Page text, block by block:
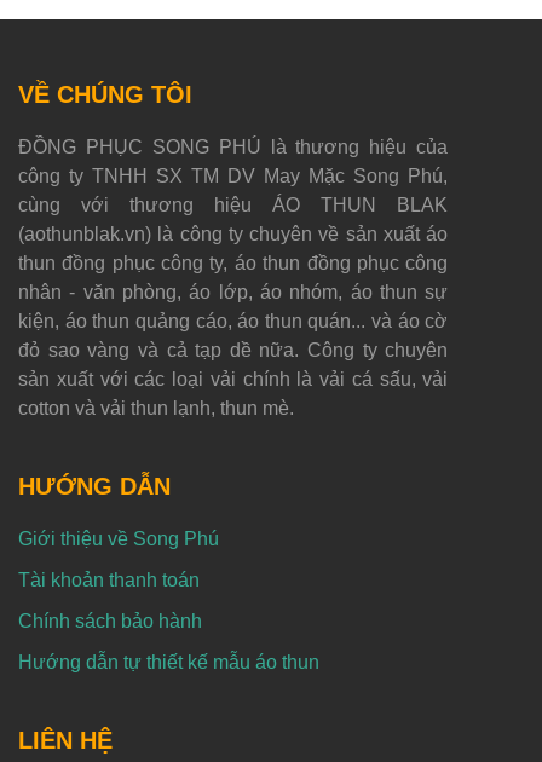
VỀ CHÚNG TÔI
ĐỒNG PHỤC SONG PHÚ là thương hiệu của
công ty TNHH SX TM DV May Mặc Song Phú,
cùng với thương hiệu ÁO THUN BLAK
(aothunblak.vn) là công ty chuyên về sản xuất áo
thun đồng phục công ty, áo thun đồng phục công
nhân - văn phòng, áo lớp, áo nhóm, áo thun sự
kiện, áo thun quảng cáo, áo thun quán... và áo cờ
đỏ sao vàng và cả tạp dề nữa. Công ty chuyên
sản xuất với các loại vải chính là vải cá sấu, vải
cotton và vải thun lạnh, thun mè.
HƯỚNG DẪN
Giới thiệu về Song Phú
Tài khoản thanh toán
Chính sách bảo hành
Hướng dẫn tự thiết kế mẫu áo thun
LIÊN HỆ